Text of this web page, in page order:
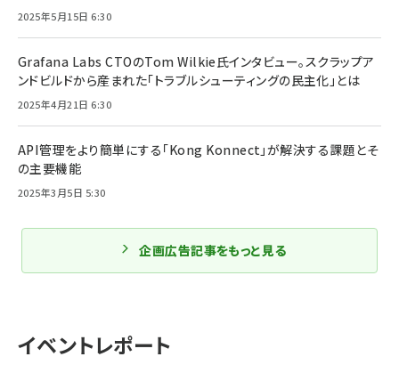
イベントレポート
2025年5月15日 6:30
Grafana Labs CTOのTom Wilkie氏インタビュー。スクラップア
ンドビルドから産まれた「トラブルシューティングの民主化」とは
2025年4月21日 6:30
API管理をより簡単にする「Kong Konnect」が解決する課題とそ
の主要機能
2025年3月5日 5:30
企画広告記事をもっと見る